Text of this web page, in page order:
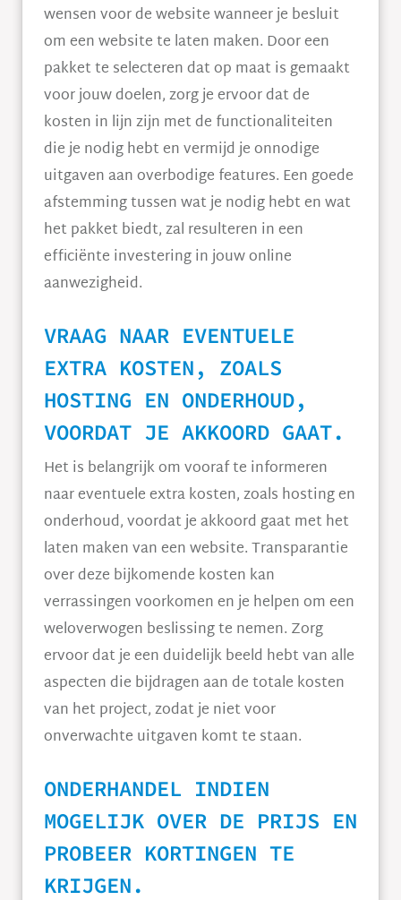
wensen voor de website wanneer je besluit
om een website te laten maken. Door een
pakket te selecteren dat op maat is gemaakt
voor jouw doelen, zorg je ervoor dat de
kosten in lijn zijn met de functionaliteiten
die je nodig hebt en vermijd je onnodige
uitgaven aan overbodige features. Een goede
afstemming tussen wat je nodig hebt en wat
het pakket biedt, zal resulteren in een
efficiënte investering in jouw online
aanwezigheid.
VRAAG NAAR EVENTUELE
EXTRA KOSTEN, ZOALS
HOSTING EN ONDERHOUD,
VOORDAT JE AKKOORD GAAT.
Het is belangrijk om vooraf te informeren
naar eventuele extra kosten, zoals hosting en
onderhoud, voordat je akkoord gaat met het
laten maken van een website. Transparantie
over deze bijkomende kosten kan
verrassingen voorkomen en je helpen om een
weloverwogen beslissing te nemen. Zorg
ervoor dat je een duidelijk beeld hebt van alle
aspecten die bijdragen aan de totale kosten
van het project, zodat je niet voor
onverwachte uitgaven komt te staan.
ONDERHANDEL INDIEN
MOGELIJK OVER DE PRIJS EN
PROBEER KORTINGEN TE
KRIJGEN.